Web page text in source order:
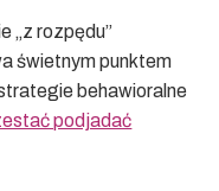
„z rozpędu”
świetnym punktem
behawioralne
podjadać